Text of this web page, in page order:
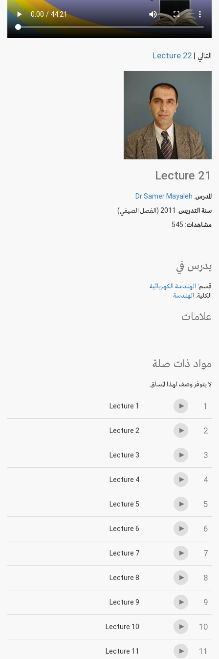
التالي |
Lecture 22
Lecture 21
المدرس:
Dr Samer Mayaleh
سنة التدريس: 2011 (الفصل الصيفي)
مشاهدات: 545
يدرس في
قسم: الهندسة الكهربائية
الكلية: الهندسة
علامات
مواد ذات صلة
لا يتوفر وصف لهذا المساق.
1
Lecture 1
2
Lecture 2
3
Lecture 3
4
Lecture 4
5
Lecture 5
6
Lecture 6
7
Lecture 7
8
Lecture 8
9
Lecture 9
10
Lecture 10
11
Lecture 11